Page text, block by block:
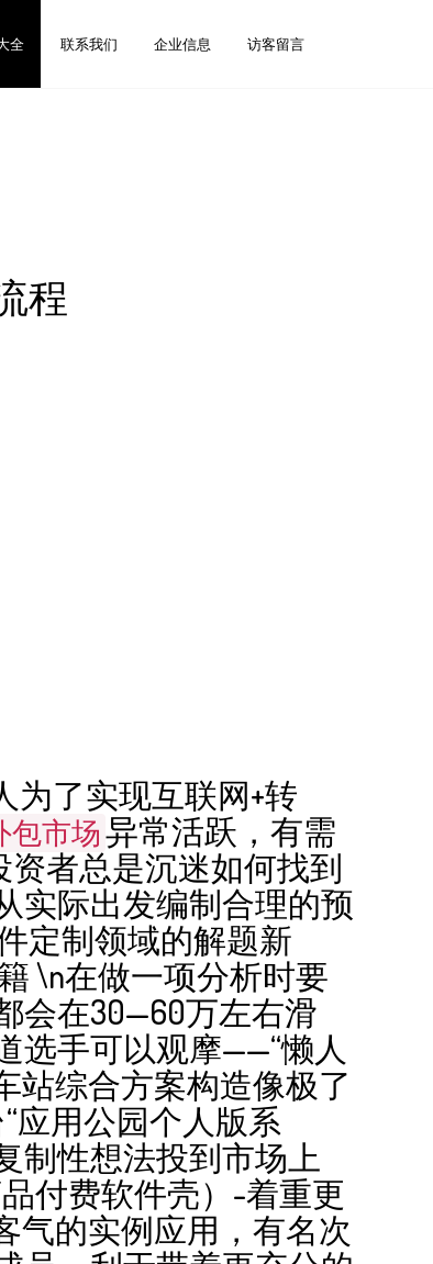
全 联系我们 企业信息 访客留言
程
为了实现互联网+转
包市场异常活跃，有需
者总是沉迷如何找到
实际出发编制合理的预
定制领域的解题新
\n在做一项分析时要
会在30—60万左右滑
选手可以观摩——“懒人
站综合方案构造像极了
应用公园个人版系
制性想法投到市场上
付费软件壳）-着重更
气的实例应用，有名次